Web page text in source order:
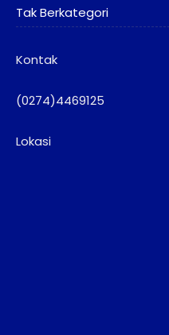
Tak Berkategori
Kontak
(0274)4469125
Lokasi